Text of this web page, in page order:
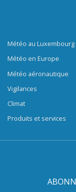
Météo au Luxembourg
Météo en Europe
Météo aéronautique
Vigilances
Climat
Produits et services